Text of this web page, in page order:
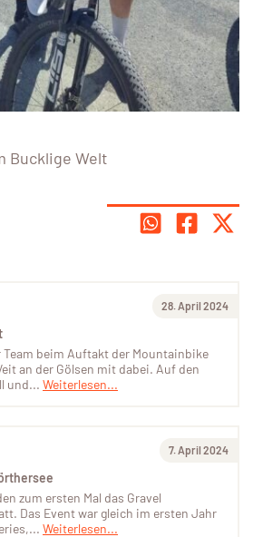
Bucklige Welt
7. April 2024
zum ersten Mal das Gravel
Das Event war gleich im ersten Jahr
Weiterlesen...
28. April 2024
Team beim Auftakt der Mountainbike
an der Gölsen mit dabei. Auf den
und... Weiterlesen...